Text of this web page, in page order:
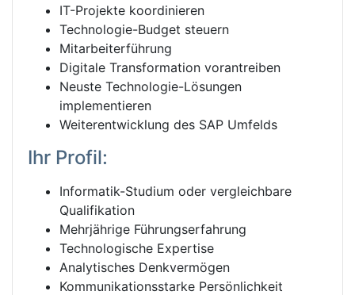
IT-Projekte koordinieren
Technologie-Budget steuern
Mitarbeiterführung
Digitale Transformation vorantreiben
Neuste Technologie-Lösungen
implementieren
Weiterentwicklung des SAP Umfelds
Ihr Profil:
Informatik-Studium oder vergleichbare
Qualifikation
Mehrjährige Führungserfahrung
Technologische Expertise
Analytisches Denkvermögen
Kommunikationsstarke Persönlichkeit